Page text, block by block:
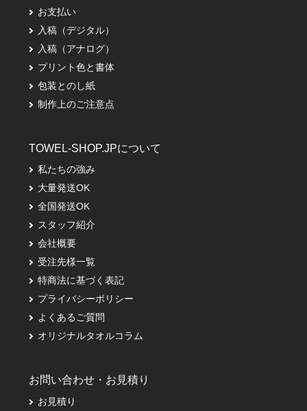
お支払い
入稿（デジタル）
入稿（アナログ）
プリント色と書体
包装とのし紙
制作上のご注意点
TOWEL-SHOP.JPについて
私たちの強み
大量発送OK
全国発送OK
スタッフ紹介
会社概要
受注先様一覧
特商法に基づく表記
プライバシーポリシー
よくあるご質問
オリジナルタオルコラム
お問い合わせ・お見積り
お見積り